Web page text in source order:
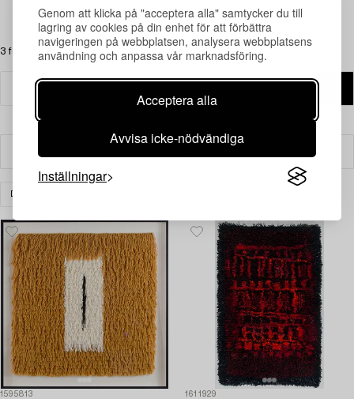
Genom att klicka på "acceptera alla" samtycker du till
lagring av cookies på din enhet för att förbättra
navigeringen på webbplatsen, analysera webbplatsens
användning och anpassa vår marknadsföring.
Acceptera alla
Avvisa icke-nödvändiga
Inställningar
3 föremål
1595813 1611929